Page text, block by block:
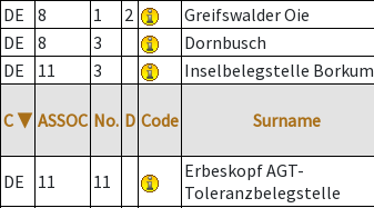
DE
8 1 2 Greifswalder Oie
DE
8 3 Dornbusch
DE
11 3 Inselbelegstelle Borkum
C ▼ ASSOC No. D Code Surname
DE 11 11
Erbeskopf AGT-
Toleranzbelegstelle